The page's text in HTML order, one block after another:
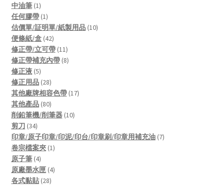
products
中油筆 11
product
任何膠帶 11
product
估價單/証明單/紙製用品 1010
便條紙/盒 4242
products
修正帶/立可帶 1111
products
修正帶補充內帶 88
修正液 55
products
修正用品 2828
products
其他廠牌相容色帶 1717
其他產品 8080
products
削鉛筆機/削筆器 1010
剪刀 3434
products
印章/原子印章/印泥/印台/印章刷/印章用補充油 77
卷宗檔案夾 11
原子筆 44
products
原廠墨水匣 44
各式黏貼 2828